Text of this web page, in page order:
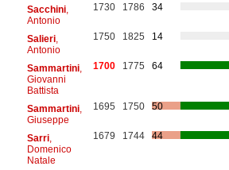
Sacchini,
Antonio
1730 1786 34
Salieri,
Antonio
1750 1825 14
Sammartini,
Giovanni
Battista
1700 1775 64
Sammartini,
Giuseppe
1695 1750 50
Sarri,
Domenico
Natale
1679 1744 44